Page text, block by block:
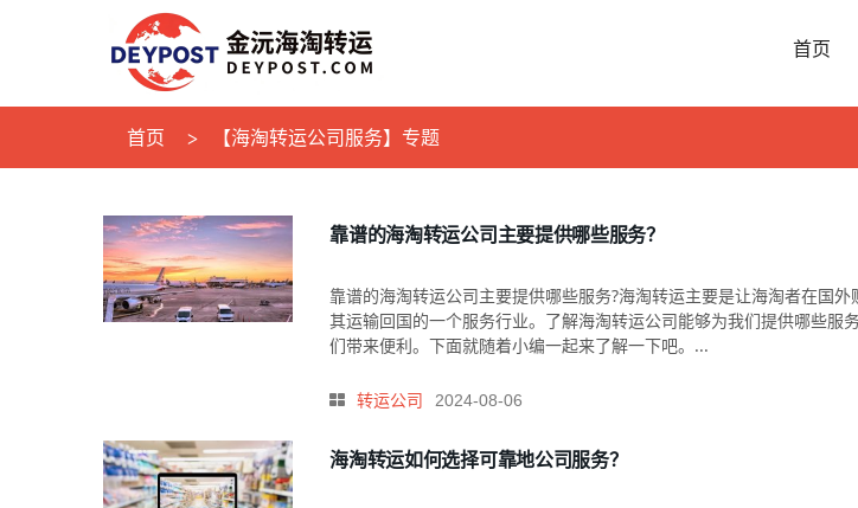
首页
首页 【海淘转运公司服务】专题
靠谱的海淘转运公司主要提供哪些服务？
靠谱的海淘转运公司主要提供哪些服务?海淘转运主要是让海淘者在国
其运输回国的一个服务行业。了解海淘转运公司能够为我们提供哪些服
们带来便利。下面就随着小编一起来了解一下吧。...
转运公司 2024-08-06
海淘转运如何选择可靠地公司服务？